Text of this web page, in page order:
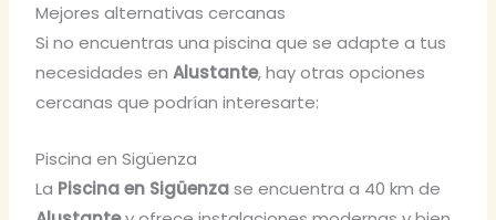
Mejores alternativas cercanas
Si no encuentras una piscina que se adapte a tus
necesidades enAlustante, hay otras opciones
cercanas que podrían interesarte:
Piscina en Sigüenza
La Piscina en Sigüenzase encuentra a 40 km de